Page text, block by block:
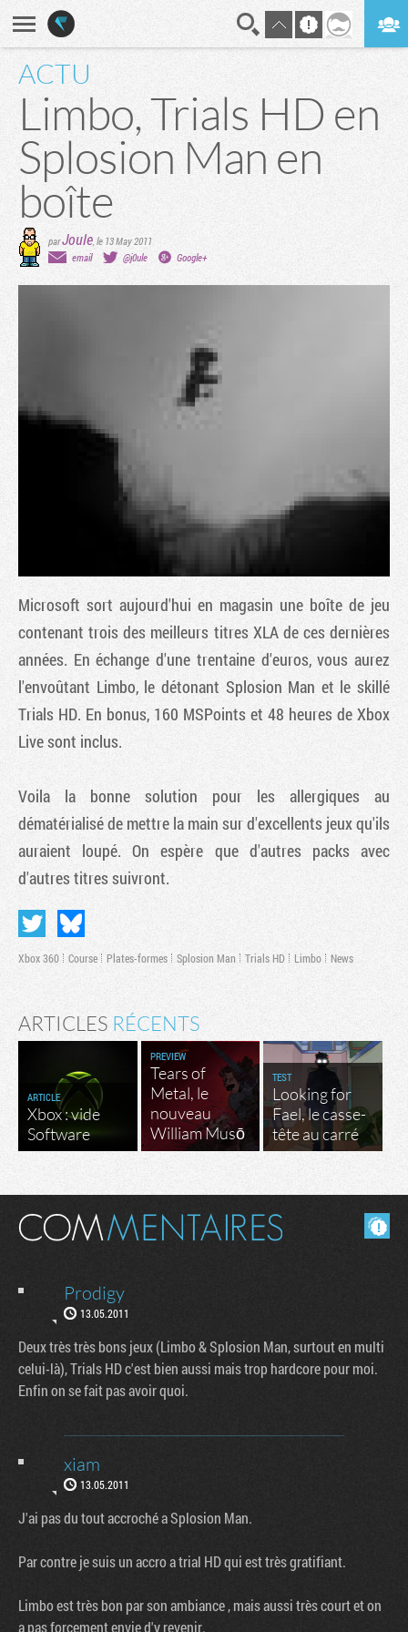
ACTU
Limbo, Trials HD en
Splosion Man en
boîte
parJoule,le 13 May 2011
email
@j0ule Google+
Microsoft sort aujourd'hui en magasin une boîte de jeu
contenant trois des meilleurs titres XLA de ces dernières
années. En échange d'une trentaine d'euros, vous aurez
l'envoûtant Limbo, le détonant Splosion Man et le skillé
Trials HD. En bonus, 160 MSPoints et 48 heures de Xbox
Live sont inclus.
Voila la bonne solution pour les allergiques au
dématérialisé de mettre la main sur d'excellents jeux qu'ils
auraient loupé. On espère que d'autres packs avec
d'autres titres suivront.
Xbox 360 Course Plates-formes Splosion Man Trials HD Limbo News
ARTICLES RÉCENTS
ARTICLE
Xbox : vide
Software
PREVIEW
Tears of
Metal, le
nouveau
William Musō
TEST
Looking for
Fael, le casse-
tête au carré
Masquer les commentaires lus.
Prodigy
13.05.2011
Deux très très bons jeux (Limbo & Splosion Man, surtout en multi
celui-là), Trials HD c'est bien aussi mais trop hardcore pour moi.
Enfin on se fait pas avoir quoi.
xiam
13.05.2011
J'ai pas du tout accroché a Splosion Man.
Par contre je suis un accro a trial HD qui est très gratifiant.
Limbo est très bon par son ambiance , mais aussi très court et on
a pas forcement envie d'y revenir.
Tribune